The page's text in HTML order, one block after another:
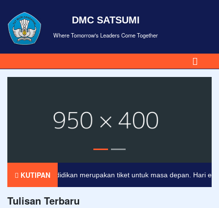
DMC SATSUMI
Where Tomorrow's Leaders Come Together
KUTIPAN
Pendidikan merupakan tiket untuk masa depan. Hari esok
Tulisan Terbaru